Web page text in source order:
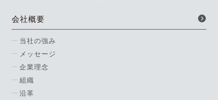
会社概要
当社の強み
メッセージ
企業理念
組織
沿革